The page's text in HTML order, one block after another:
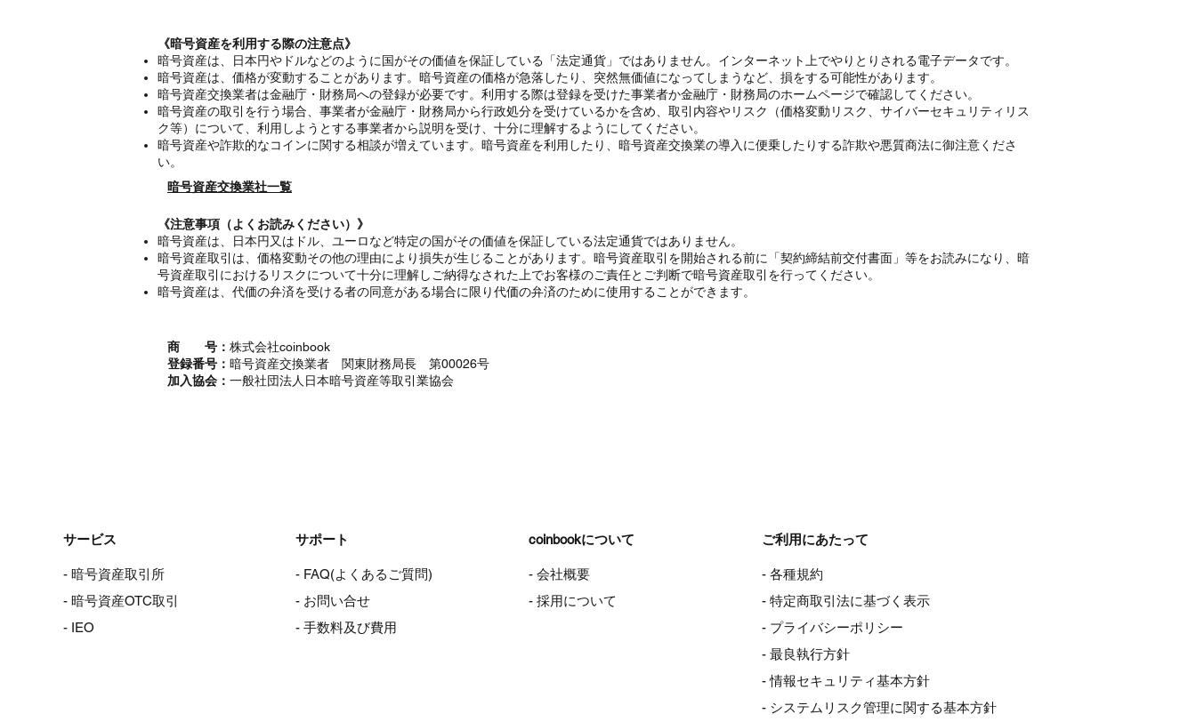
《暗号資産を利用する際の注意点》
暗号資産は、日本円やドルなどのように国がその価値を保証している「法定通貨」ではありません。インターネット上でやりとりされる電子データです。
暗号資産は、価格が変動することがあります。暗号資産の価格が急落したり、突然無価値になってしまうなど、損をする可能性があります。
暗号資産交換業者は金融庁・財務局への登録が必要です。利用する際は登録を受けた事業者か金融庁・財務局のホームページで確認してください。
暗号資産の取引を行う場合、事業者が金融庁・財務局から行政処分を受けているかを含め、取引内容やリスク（価格変動リスク、サイバーセキュリティリス
ク等）について、利用しようとする事業者から説明を受け、十分に理解するようにしてください。
暗号資産や詐欺的なコインに関する相談が増えています。暗号資産を利用したり、暗号資産交換業の導入に便乗したりする詐欺や悪質商法に御注意くださ
い。
暗号資産交換業社一覧
《注意事項（よくお読みください）》
暗号資産は、日本円又はドル、ユーロなど特定の国がその価値を保証している法定通貨ではありません。
暗号資産取引は、価格変動その他の理由により損失が生じることがあります。暗号資産取引を開始される前に「契約締結前交付書面」等をお読みになり、暗
号資産取引におけるリスクについて十分に理解しご納得なされた上でお客様のご責任とご判断で暗号資産取引を行ってください。
暗号資産は、代価の弁済を受ける者の同意がある場合に限り代価の弁済のために使用することができます。
商 号： 株式会社coinbook
登録番号： 暗号資産交換業者 関東財務局長 第00026号
加入協会： 一般社団法人日本暗号資産等取引業協会
coinbookについて
- 会社概要
- 採用について
サポート
- FAQ(よくあるご質問)
- お問い合せ
- 手数料及び費用
サービス
- 暗号資産取引所
- 暗号資産OTC取引
- IEO
ご利用にあたって
- 各種規約
- 特定商取引法に基づく表示
- プライバシーポリシー
- 最良執行方針
- 情報セキュリティ基本方針
- システムリスク管理に関する基本方針